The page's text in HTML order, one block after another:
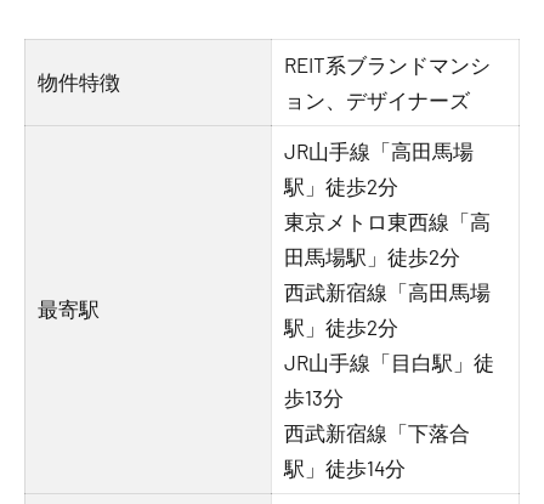
物件特徴
REIT系ブランドマンシ
ョン、デザイナーズ
最寄駅
JR山手線「高田馬場
駅」徒歩2分
東京メトロ東西線「高
田馬場駅」徒歩2分
西武新宿線「高田馬場
駅」徒歩2分
JR山手線「目白駅」徒
歩13分
西武新宿線「下落合
駅」徒歩14分